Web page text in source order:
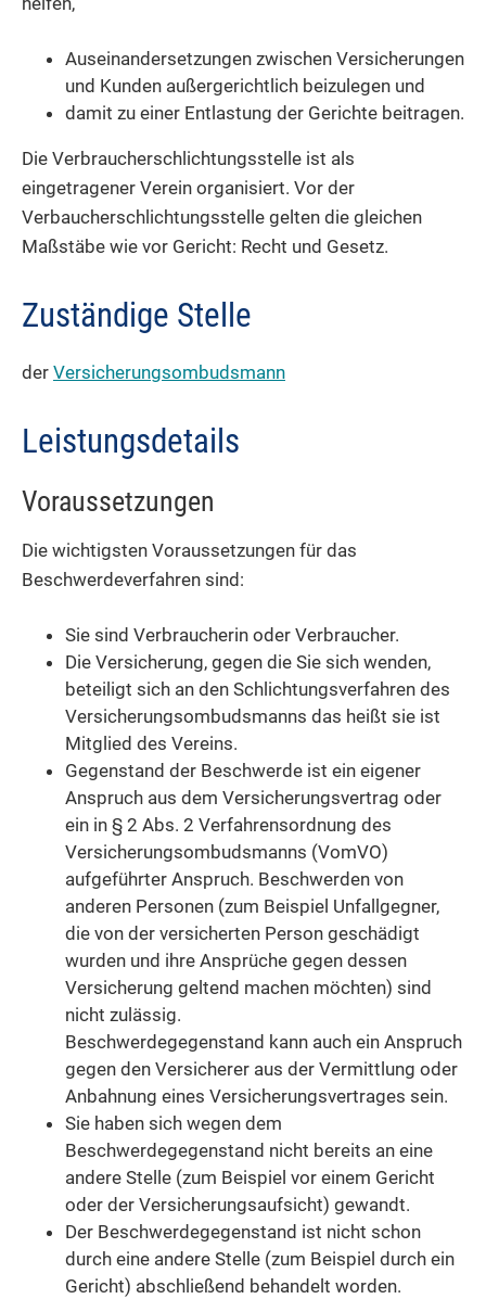
Auseinandersetzungen zwischen Versicherungen
und Kunden außergerichtlich beizulegen und
damit zu einer Entlastung der Gerichte beitragen.
Die Verbraucherschlichtungsstelle ist als
eingetragener Verein organisiert. Vor der
Verbaucherschlichtungsstelle gelten die gleichen
Maßstäbe wie vor Gericht: Recht und Gesetz.
Zuständige Stelle
der Versicherungsombudsmann
Leistungsdetails
Voraussetzungen
Die wichtigsten Voraussetzungen für das
Beschwerdeverfahren sind:
Sie sind Verbraucherin oder Verbraucher.
Die Versicherung, gegen die Sie sich wenden,
beteiligt sich an den Schlichtungsverfahren des
Versicherungsombudsmanns das heißt sie ist
Mitglied des Vereins.
Gegenstand der Beschwerde ist ein eigener
Anspruch aus dem Versicherungsvertrag oder
ein in § 2 Abs. 2 Verfahrensordnung des
Versicherungsombudsmanns (VomVO)
aufgeführter Anspruch. Beschwerden von
anderen Personen (zum Beispiel Unfallgegner,
die von der versicherten Person geschädigt
wurden und ihre Ansprüche gegen dessen
Versicherung geltend machen möchten) sind
nicht zulässig.
Beschwerdegegenstand kann auch ein Anspruch
gegen den Versicherer aus der Vermittlung oder
Anbahnung eines Versicherungsvertrages sein.
Sie haben sich wegen dem
Beschwerdegegenstand nicht bereits an eine
andere Stelle (zum Beispiel vor einem Gericht
oder der Versicherungsaufsicht) gewandt.
Der Beschwerdegegenstand ist nicht schon
durch eine andere Stelle (zum Beispiel durch ein
Gericht) abschließend behandelt worden.